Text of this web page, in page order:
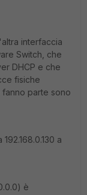
interfaccia
Switch, che
DHCP e che
fisiche
parte sono
a
è